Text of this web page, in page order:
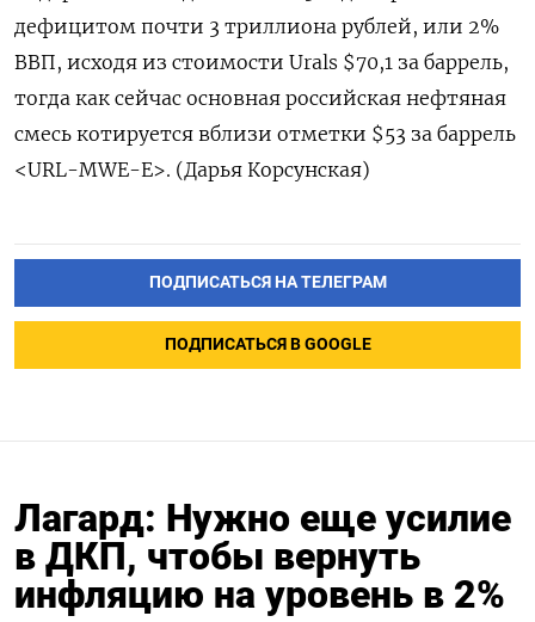
дефицитом почти 3 триллиона рублей, или 2%
ВВП, исходя из стоимости Urals $70,1 за баррель,
тогда как сейчас основная российская нефтяная
смесь котируется вблизи отметки $53 за баррель
<URL-MWE-E>. (Дарья Корсунская)
ПОДПИСАТЬСЯ НА ТЕЛЕГРАМ
ПОДПИСАТЬСЯ В GOOGLE
Лагард: Нужно еще усилие
в ДКП, чтобы вернуть
инфляцию на уровень в 2%